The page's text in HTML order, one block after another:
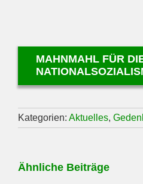
MAHNMAHL FÜR
Kategorien: Aktuelles,
Ähnliche Beiträge